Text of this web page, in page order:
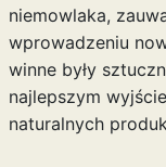
niemowlaka,
wprowadzeniu
winne były
najlepszym
naturalnych